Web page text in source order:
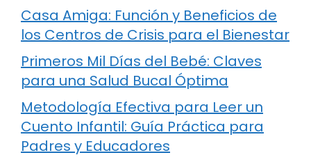
Casa Amiga: Función y Beneficios de
los Centros de Crisis para el Bienestar
Primeros Mil Días del Bebé: Claves
para una Salud Bucal Óptima
Metodología Efectiva para Leer un
Cuento Infantil: Guía Práctica para
Padres y Educadores